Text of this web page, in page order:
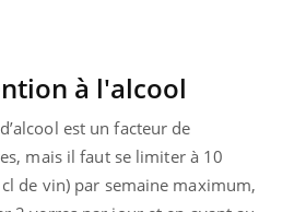
à l'alcool
est un facteur de
mais il faut se limiter à 10
de vin) par semaine maximum,